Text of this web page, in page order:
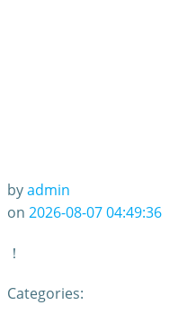
byadmin
on 2026-08-07 04:49:36
！
Categories: